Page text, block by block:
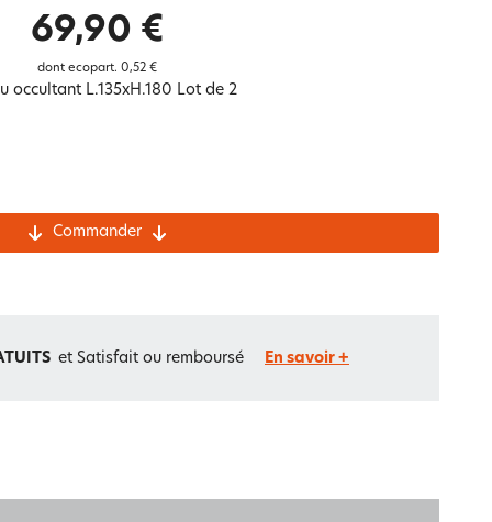
69,90 €
dont ecopart. 0,52 €
occultant L.135xH.180 Lot de 2
Commander
et Satisfait ou remboursé En savoir +